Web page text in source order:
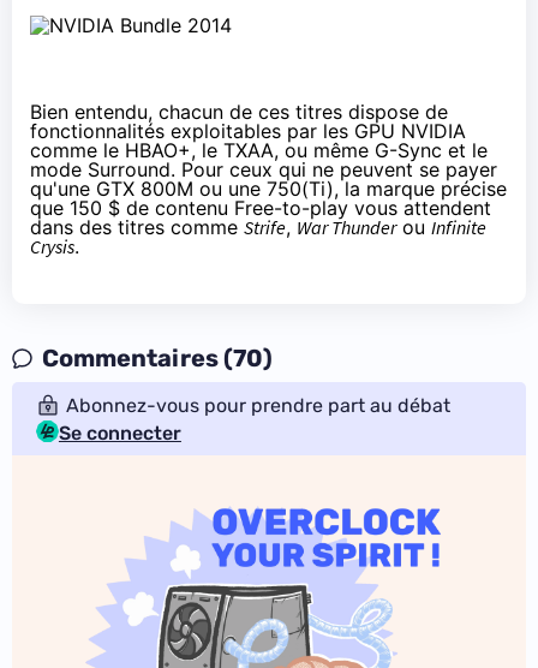
Bien entendu, chacun de ces titres dispose de
fonctionnalités exploitables par les GPU NVIDIA
comme le HBAO+, le TXAA, ou même G-Sync et le
mode Surround. Pour ceux qui ne peuvent se payer
qu'une GTX 800M ou une 750(Ti), la marque précise
que 150 $ de contenu Free-to-play vous attendent
dans des titres comme Strife, War Thunderou Infinite
Crysis.
Commentaires (70)
Abonnez-vous pour prendre part au débat
Se connecter